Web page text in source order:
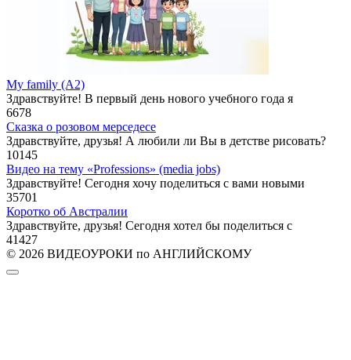
My family (A2)
Здравствуйте! В первый день нового учебного года я
6678
Сказка о розовом мерседесе
Здравствуйте, друзья! А любили ли Вы в детстве рисовать?
10145
Видео на тему «Professions» (media jobs)
Здравствуйте! Сегодня хочу поделиться с вами новыми
35701
Коротко об Австралии
Здравствуйте, друзья! Сегодня хотел бы поделиться с
41427
© 2026 ВИДЕОУРОКИ по АНГЛИЙСКОМУ